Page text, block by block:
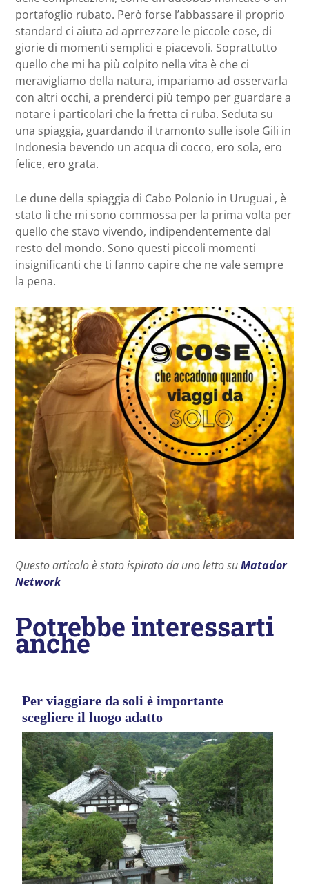
portafoglio rubato. Però forse l’abbassare il proprio
standard ci aiuta ad aprrezzare le piccole cose, di
giorie di momenti semplici e piacevoli. Soprattutto
quello che mi ha più colpito nella vita è che ci
meravigliamo della natura, impariamo ad osservarla
con altri occhi, a prenderci più tempo per guardare a
notare i particolari che la fretta ci ruba. Seduta su
una spiaggia, guardando il tramonto sulle isole Gili in
Indonesia bevendo un acqua di cocco, ero sola, ero
felice, ero grata.
Le dune della spiaggia di Cabo Polonio in Uruguai , è
stato lì che mi sono commossa per la prima volta per
quello che stavo vivendo, indipendentemente dal
resto del mondo. Sono questi piccoli momenti
insignificanti che ti fanno capire che ne vale sempre
la pena.
Questo articolo è stato ispirato da uno letto suMatador
Network
Potrebbe interessarti
anche
Per viaggiare da soli è importante
scegliere il luogo adatto